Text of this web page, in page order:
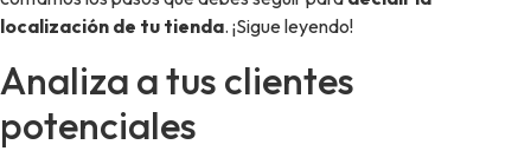
localización de tu tienda. ¡Sigue leyendo!
Analiza a tus clientes
potenciales